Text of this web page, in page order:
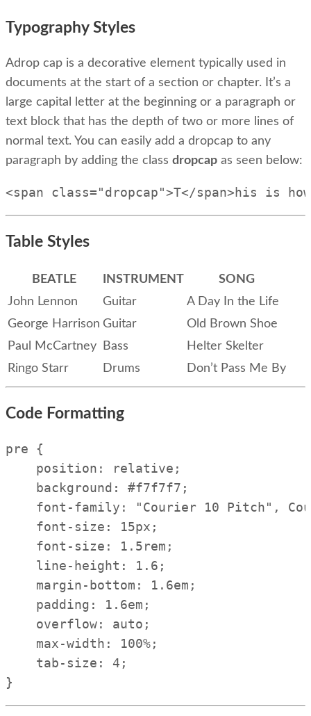
Typography Styles
Adrop cap is a decorative element typically used in
documents at the start of a section or chapter. It’s a
large capital letter at the beginning or a paragraph or
text block that has the depth of two or more lines of
normal text. You can easily add a dropcap to any
paragraph by adding the class dropcap as seen below:
<span class="dropcap">T</span>his is
Table Styles
BEATLE INSTRUMENT
SONG
John Lennon
Guitar
A Day In the Life
George Harrison Guitar
Old Brown Shoe
Paul McCartney
Bass
Helter Skelter
Ringo Starr
Drums Don’t Pass Me By
Code Formatting
pre {
    position: relative;
    background: #f7f7f7;
font-family: "Courier 10 Pitch",
    font-size: 15px;
    font-size: 1.5rem;
    line-height: 1.6;
    margin-bottom: 1.6em;
    padding: 1.6em;
    overflow: auto;
    max-width: 100%;
    tab-size: 4;
}